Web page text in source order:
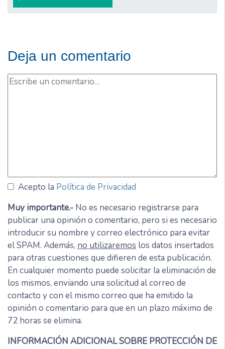
Deja un comentario
Acepto la Política de Privacidad
Muy importante.- No es necesario registrarse para
publicar una opinión o comentario, pero si es necesario
introducir su nombre y correo electrónico para evitar
el SPAM. Además, no utilizaremos los datos insertados
para otras cuestiones que difieren de esta publicación.
En cualquier momento puede solicitar la eliminación de
los mismos, enviando una solicitud al correo de
contacto y con el mismo correo que ha emitido la
opinión o comentario para que en un plazo máximo de
72 horas se elimina.
INFORMACIÓN ADICIONAL SOBRE PROTECCIÓN DE